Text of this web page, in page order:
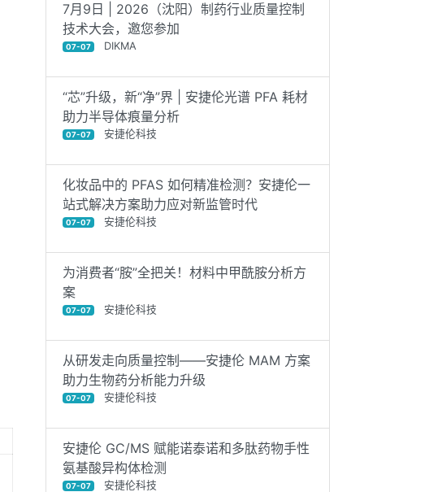
7月9日 | 2026（沈阳）制药行业质量控制
技术大会，邀您参加
07-07 DIKMA
“芯”升级，新“净”界 | 安捷伦光谱 PFA 耗材
助力半导体痕量分析
07-07 安捷伦科技
化妆品中的 PFAS 如何精准检测？安捷伦一
站式解决方案助力应对新监管时代
07-07 安捷伦科技
为消费者“胺”全把关！材料中甲酰胺分析方
案
07-07 安捷伦科技
从研发走向质量控制——安捷伦 MAM 方案
助力生物药分析能力升级
07-07 安捷伦科技
安捷伦 GC/MS 赋能诺泰诺和多肽药物手性
氨基酸异构体检测
07-07 安捷伦科技